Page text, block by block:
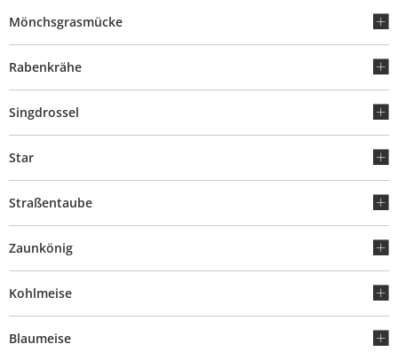
Mönchsgrasmücke
Rabenkrähe
Singdrossel
Star
Straßentaube
Zaunkönig
Kohlmeise
Blaumeise